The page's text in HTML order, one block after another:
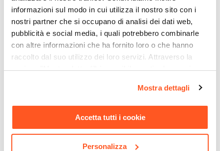
informazioni sul modo in cui utilizza il nostro sito con i
nostri partner che si occupano di analisi dei dati web,
pubblicità e social media, i quali potrebbero combinarle
con altre informazioni che ha fornito loro o che hanno
raccolto dal suo utilizzo dei loro servizi. Attraverso la
sezione "Mostra dettagli" è possibile gestire le proprie
momento. Per maggiori informazioni si invita a leggere la
nostraCookie Policy.
Mostra dettagli
Accetta tutti i cookie
Personalizza
6 mm
Materiale Profilo
Alluminio
Finitura Profilo
Sgancio Rapido
Si - Pulizia Facilitata
Sistema Di Apertura
con braccio soffione
doccetta e miscelatore con
deviatore
€ 176,00
doccino e miscelatore 2
uscite - Tecna
€ 117,00